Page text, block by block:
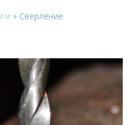
» Сверление